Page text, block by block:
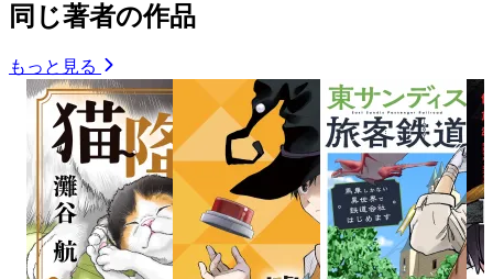
同じ著者の作品
もっと見る